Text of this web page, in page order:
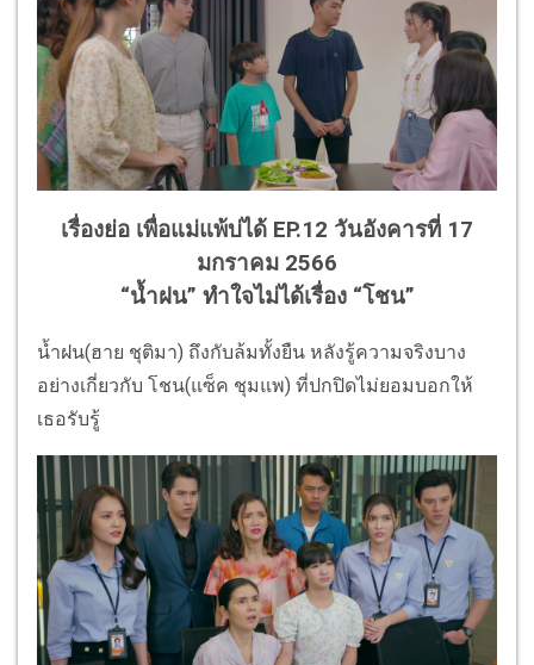
เรื่องย่อ เพื่อแม่แพ้บ่ได้ EP.12 วันอังคารที่ 17
มกราคม 2566
“น้ำฝน” ทำใจไม่ได้เรื่อง “โชน”
น้ำฝน(ฮาย ชุติมา) ถึงกับล้มทั้งยืน หลังรู้ความจริงบาง
อย่างเกี่ยวกับ โชน(แซ็ค ชุมแพ) ที่ปกปิดไม่ยอมบอกให้
เธอรับรู้